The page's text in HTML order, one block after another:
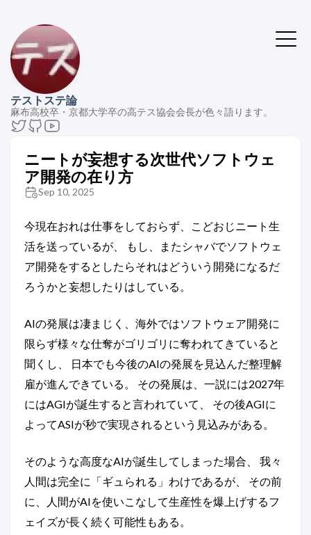
テストステ論
麻布高校卒・京都大学卒の高テス協会会長が色々語ります。
ニートが妄想する次世代ソフトウェ
ア開発の在り方
Sep 10, 2025
今現在おれは仕事をしておらず、こどおじニート生
活を送っているが、 もし、またシャバでソフトウェ
ア開発をするとしたらそれはどういう開発になるだ
ろうかと妄想したりはしている。
AIの発展は凄まじく、海外ではソフトウェア開発に
限らず様々な仕奪がゴリゴリに奪われてきていると
聞くし、 日本でも今後のAIの発展を見込んだ整理解
雇が進んできている。 その発展は、一説には2027年
にはAGIが誕生すると言われていて、 その後AGIに
よってASIが秒で実現されるという見込みがある。
そのような高度なAIが誕生してしまった場合、 我々
人間は完全に「ギュられる」わけであるが、 その前
に、人間がAIを使いこなして生産性を爆上げするフ
ェイズが長く続く可能性もある。